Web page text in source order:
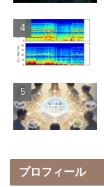
プロフィール